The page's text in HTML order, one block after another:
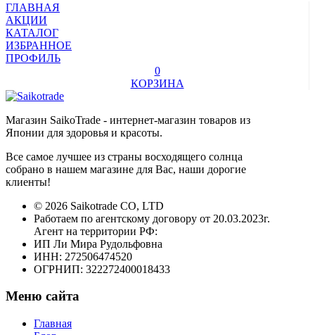
ГЛАВНАЯ
АКЦИИ
КАТАЛОГ
ИЗБРАННОЕ
ПРОФИЛЬ
0
КОРЗИНА
Магазин SaikoTrade - интернет-магазин товаров из
Японии для здоровья и красоты.
Все самое лучшее из страны восходящего солнца
собрано в нашем магазине для Вас, наши дорогие
клиенты!
© 2026 Saikotrade CO, LTD
Работаем по агентскому договору от 20.03.2023г.
Агент на территории РФ:
ИП Ли Мира Рудольфовна
ИНН: 272506474520
ОГРНИП: 322272400018433
Меню сайта
Главная